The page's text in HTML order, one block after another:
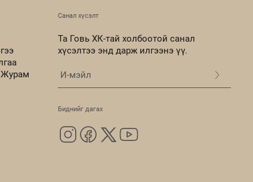
Журам
Санал хүсэлт
Та Говь ХК-тай холбоотой санал
хүсэлтээ энд дарж илгээнэ үү.
Биднийг дагах